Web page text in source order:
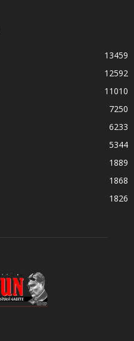
13459
12592
11010
7250
6233
5344
1889
1868
1826